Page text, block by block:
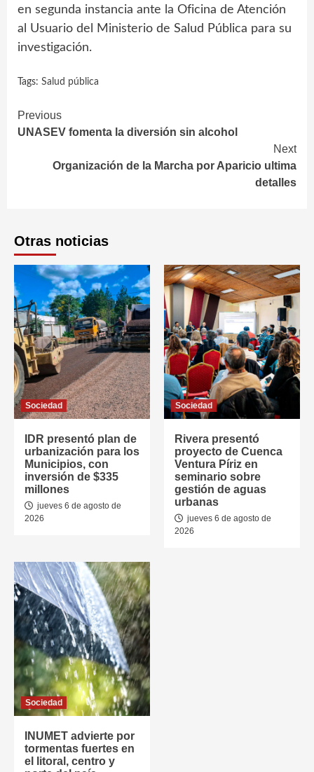
en segunda instancia ante la Oficina de Atención
al Usuario del Ministerio de Salud Pública para su
investigación.
Tags: Salud pública
Continue
Reading
Previous
UNASEV fomenta la diversión sin alcohol
Next
Organización de la Marcha por Aparicio ultima
detalles
Otras noticias
Sociedad
IDR presentó plan de
urbanización para los
Municipios, con
inversión de $335
millones
jueves 6 de agosto de
2026
Sociedad
Rivera presentó
proyecto de Cuenca
Ventura Píriz en
seminario sobre
gestión de aguas
urbanas
jueves 6 de agosto de
2026
Sociedad
INUMET advierte por
tormentas fuertes en
el litoral, centro y